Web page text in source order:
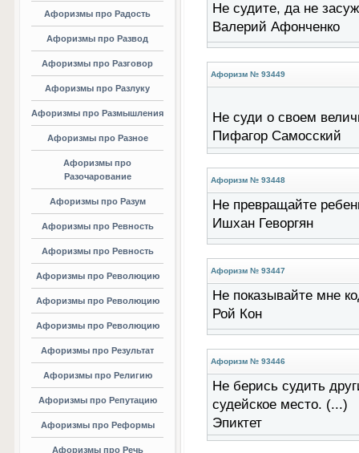
Афоризмы про Радость
Афоризмы про Развод
Афоризмы про Разговор
Афоризмы про Разлуку
Афоризмы про Размышления
Афоризмы про Разное
Афоризмы про
Разочарование
Афоризмы про Разум
Афоризмы про Ревность
Афоризмы про Ревность
Афоризмы про Революцию
Афоризмы про Революцию
Афоризмы про Революцию
Афоризмы про Результат
Афоризмы про Религию
Афоризмы про Репутацию
Афоризмы про Реформы
Афоризмы про Речь
Не судите, да не
Валерий Афонченко
Афоризм № 93449
Не суди о своем
Пифагор Самосский
Афоризм № 93448
Не превращайте
Ишхан Геворгян
Афоризм № 93447
Не показывайте мне
Рой Кон
Афоризм № 93446
Не берись судить
судейское место. (...)
Эпиктет